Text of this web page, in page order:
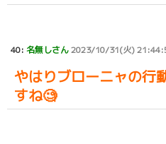
40: 名無しさん2023/10/31(火)
やはりブローニャの行
すね🧐